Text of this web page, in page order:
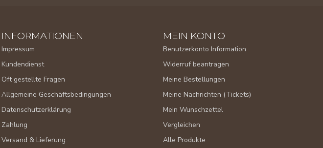
INFORMATIONEN
Impressum
Kundendienst
Oft gestellte Fragen
Allgemeine Geschäftsbedingungen
Datenschutzerklärung
Zahlung
Versand & Lieferung
MEIN KONTO
Benutzerkonto Information
Widerruf beantragen
Meine Bestellungen
Meine Nachrichten (Tickets)
Mein Wunschzettel
Vergleichen
Alle Produkte